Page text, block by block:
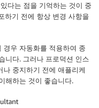
다는 점을 기억하는 것이 중
하기 전에 항상 변경 사항을
경우 자동화를 적용하여 종
니다. 그러나 프로덕션 인스
중지하기 전에 애플리케
해하는 것이 좋습니다.